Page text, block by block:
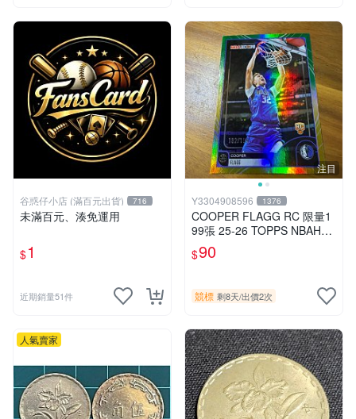
谷惑仔小店 (滿百元出貨) 716
未滿百元、湊免運用
$1
近期銷量51件
注目
Y3304908596 1376
COOPER FLAGG RC 限量1
99張 25-26 TOPPS NBAHO
OPS
$90
競標 剩8天/出價2次
人氣賣家